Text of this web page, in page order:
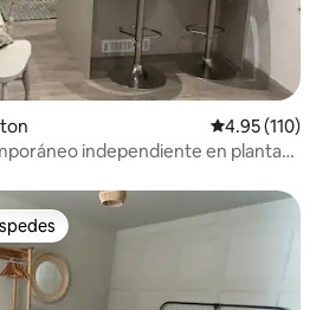
Calificación
4.95 (110)
independiente en planta
preferido